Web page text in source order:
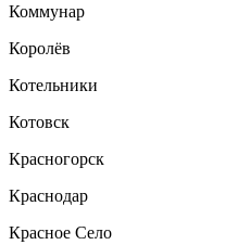
Коммунар
Королёв
Котельники
Котовск
Красногорск
Краснодар
Красное Село